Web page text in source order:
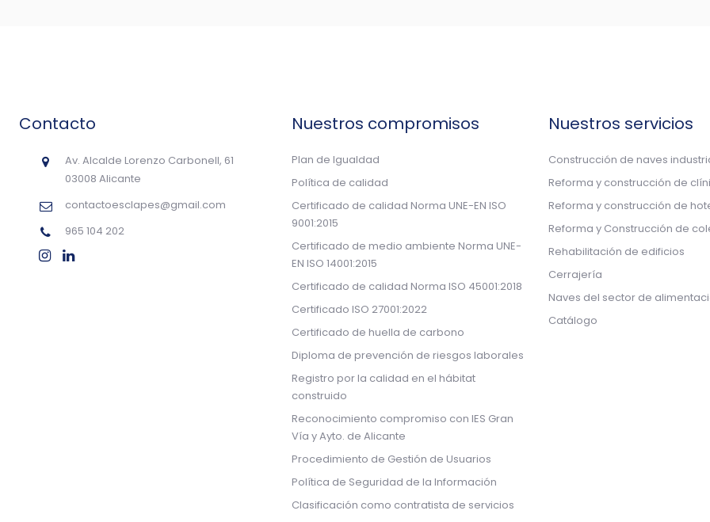
Contacto
Av. Alcalde Lorenzo Carbonell, 61
03008 Alicante
contactoesclapes@gmail.com
965 104 202
Nuestros compromisos
Plan de Igualdad
Política de calidad
Certificado de calidad Norma UNE-EN ISO
9001:2015
Certificado de medio ambiente Norma UNE-
EN ISO 14001:2015
Certificado de calidad Norma ISO 45001:2018
Certificado ISO 27001:2022
Certificado de huella de carbono
Diploma de prevención de riesgos laborales
Registro por la calidad en el hábitat
construido
Reconocimiento compromiso con IES Gran
Vía y Ayto. de Alicante
Procedimiento de Gestión de Usuarios
Política de Seguridad de la Información
Clasificación como contratista de servicios
Nuestros servicios
Construcción de naves
Reforma y construcción de
Reforma y construcción de
Reforma y Construcción de
Rehabilitación de edificios
Cerrajería
Naves del sector de
Catálogo